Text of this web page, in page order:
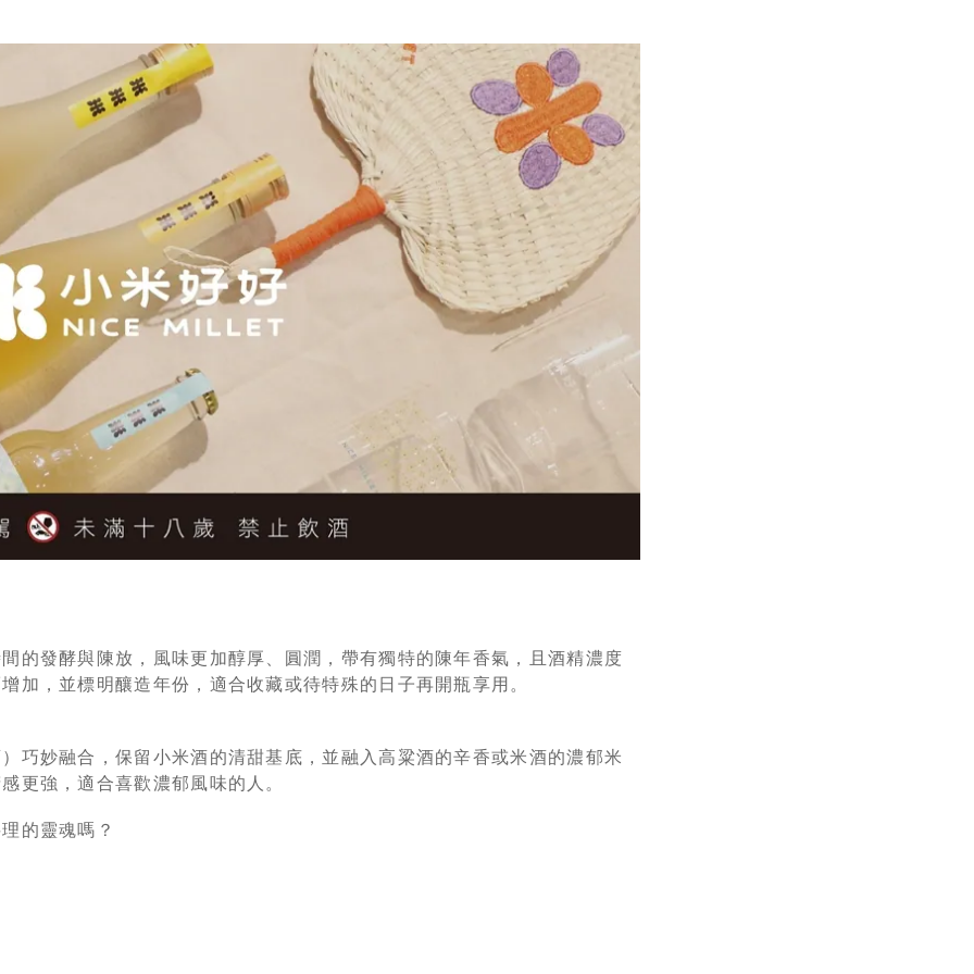
的發酵與陳放，風味更加醇厚、圓潤，帶有獨特的陳年香氣，且酒精濃度
加，並標明釀造年份，適合收藏或待特殊的日子再開瓶享用。
巧妙融合，保留小米酒的清甜基底，並融入高粱酒的辛香或米酒的濃郁米
更強，適合喜歡濃郁風味的人。
的靈魂嗎？